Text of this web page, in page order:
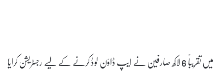
میں تقریباً 6 لاکھ صارفین نے ایپ ڈاؤن لوڈ کرنے کے لیے رجسٹریشن کرایا